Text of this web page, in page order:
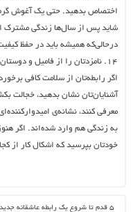
اختصاص بدهید. حتی یک آغوش گرم
شاید پس از سال‌ها زندگی مشترک
درحالی‌که همیشه باید در حفظ
۱۴. نامزدتان را از فامیل و دوستان پنهان نمی‌کنید
اگر رابطه‌تان از سلامت کافی
آشنایان‌تان نشان بدهید، خجالت
معرفی کنند، نشانه‌ی
به زندگی هم وارد شده‌اند. اگر هنوز
خودتان بپرسید که اشکال کار از
۵ قدم تا شروع یک رابطه عاشقانه جدید